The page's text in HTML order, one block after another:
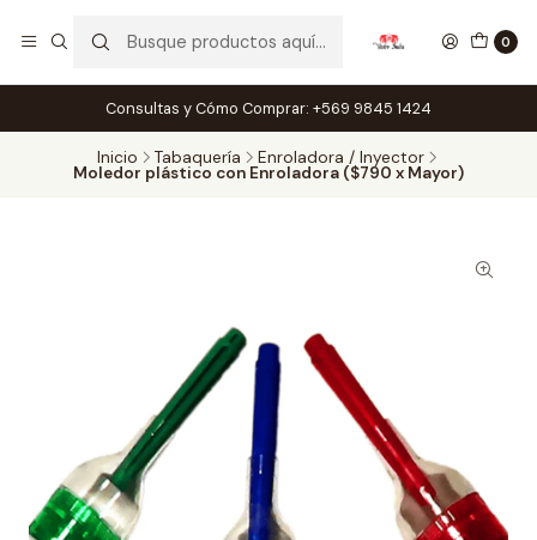
0
Consultas y Cómo Comprar: +569 9845 1424
Inicio Tabaquería Enroladora / Inyector
Moledor plástico con Enroladora ($790 x Mayor)